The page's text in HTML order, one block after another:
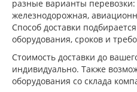
разные варианты
железнодорожная,
Способ доставки
оборудования, сроков и
Стоимость доставки до
индивидуально. Также
оборудования со склада